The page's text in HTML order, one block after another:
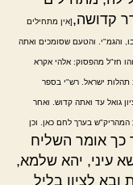
קדושה,[אין מתחילים
בו, והגמ"י. והטעם שסומכים ואתה
חז"ל מהפסוק: אלהי אקרא
תהלות ישראל. רש"י בספר
גואל עד ואתה קדוש. ואחר
המהריק"ש בערך לחם כאן. וכן
כך אומר השליח
עיני, יהא שלמא,
לציון בליל